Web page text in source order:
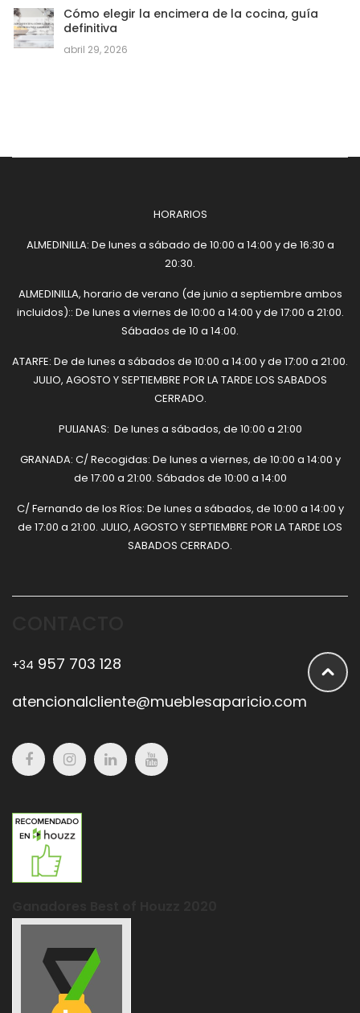
Cómo elegir la encimera de la cocina, guía
definitiva
abril 29, 2026
HORARIOS
ALMEDINILLA: De lunes a sábado de 10:00 a 14:00 y de 16:30 a
20:30.
ALMEDINILLA, horario de verano (de junio a septiembre ambos
incluidos):: De lunes a viernes de 10:00 a 14:00 y de 17:00 a 21:00.
Sábados de 10 a 14:00.
ATARFE: De de lunes a sábados de 10:00 a 14:00 y de 17:00 a 21:00.
JULIO, AGOSTO Y SEPTIEMBRE POR LA TARDE LOS SABADOS
CERRADO.
PULIANAS: De lunes a sábados, de 10:00 a 21:00
GRANADA: C/ Recogidas: De lunes a viernes, de 10:00 a 14:00 y
de 17:00 a 21:00. Sábados de 10:00 a 14:00
C/ Fernando de los Ríos: De lunes a sábados, de 10:00 a 14:00 y
de 17:00 a 21:00. JULIO, AGOSTO Y SEPTIEMBRE POR LA TARDE LOS
SABADOS CERRADO.
+34 957 703 128
atencionalcliente@mueblesaparicio.com